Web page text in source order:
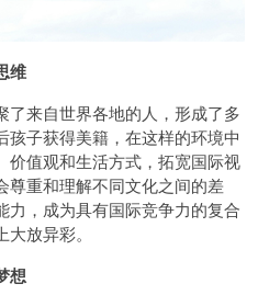
维
来自世界各地的人，形成了多
孩子获得美籍，在这样的环境中
价值观和生活方式，拓宽国际视
尊重和理解不同文化之间的差
力，成为具有国际竞争力的复合
放异彩。
想